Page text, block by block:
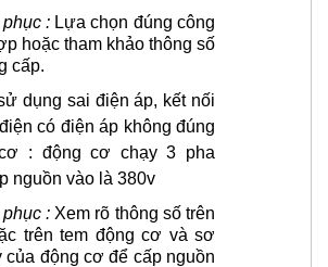
: Lựa chọn đúng công
hoặc tham khảo thông số
cấp.
dụng sai điện áp, kết nối
có điện áp không đúng
: động cơ chạy 3 pha
nguồn vào là 380v
: Xem rõ thông số trên
trên tem động cơ và sơ
của động cơ để cấp nguồn